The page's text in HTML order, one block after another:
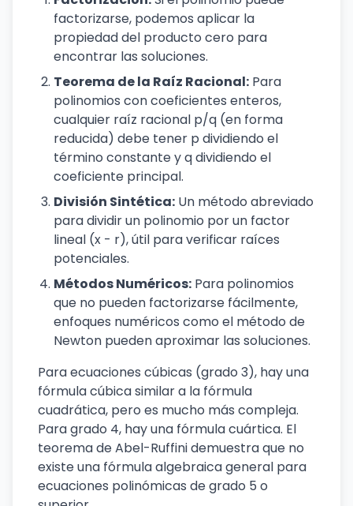
factorizarse, podemos aplicar la
propiedad del producto cero para
encontrar las soluciones.
Teorema de la Raíz Racional: Para
polinomios con coeficientes enteros,
cualquier raíz racional p/q (en forma
reducida) debe tener p dividiendo el
término constante y q dividiendo el
coeficiente principal.
División Sintética: Un método abreviado
para dividir un polinomio por un factor
lineal (x - r), útil para verificar raíces
potenciales.
Métodos Numéricos: Para polinomios
que no pueden factorizarse fácilmente,
enfoques numéricos como el método de
Newton pueden aproximar las soluciones.
Para ecuaciones cúbicas (grado 3), hay una
fórmula cúbica similar a la fórmula
cuadrática, pero es mucho más compleja.
Para grado 4, hay una fórmula cuártica. El
teorema de Abel-Ruffini demuestra que no
existe una fórmula algebraica general para
ecuaciones polinómicas de grado 5 o